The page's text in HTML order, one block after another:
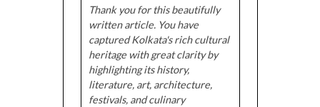
Thank you for this beautifully
written article. You have
captured Kolkata's rich cultural
heritage with great clarity by
highlighting its history,
literature, art, architecture,
festivals, and culinary